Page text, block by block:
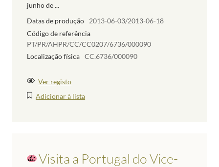
junho de ...
Datas de produção
2013-06-03/2013-06-18
Código de referência
PT/PR/AHPR/CC/CC0207/6736/000090
Localização física CC.6736/000090
Ver registo
Adicionar à lista
Visita a Portugal do Vice-